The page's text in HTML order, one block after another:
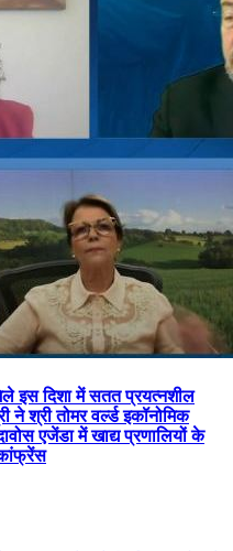
इस दिशा में सतत प्रयत्नशील
ने श्री तोमर वर्ल्ड इकॉनोमिक
एजेंडा में खाद्य प्रणालियों के